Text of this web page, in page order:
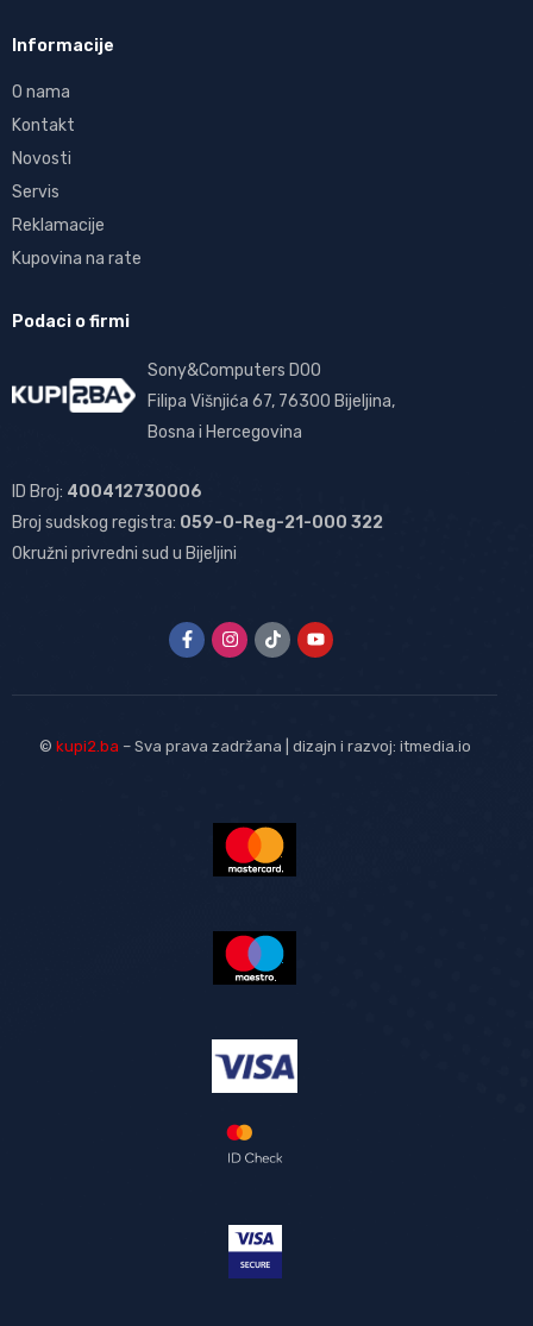
Informacije
O nama
Kontakt
Novosti
Servis
Reklamacije
Kupovina na rate
Podaci o firmi
Sony&Computers DOO
Filipa Višnjića 67, 76300 Bijeljina,
Bosna i Hercegovina
ID Broj: 400412730006
Broj sudskog registra: 059-0-Reg-21-000 322
Okružni privredni sud u Bijeljini
© kupi2.ba – Sva prava zadržana | dizajn i razvoj: itmedia.io